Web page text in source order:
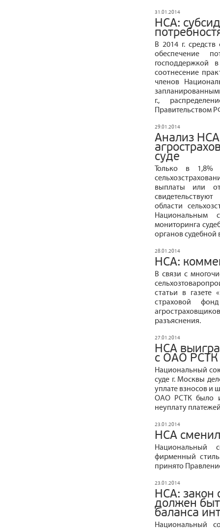
31.01.2014
НСА:
В 2014 г.
обеспечение
господдержкой
соотнесение
членов
г.,
Правительством
29.01.2014
Анализ
суде
Только в 1,8%
выплаты или
области
Национальным
мониторинга
органов судебной
28.01.2014
НСА:
В связи с
статьи в газете
страховой
разъяснения.
27.01.2014
НСА
с ОАО РСТК
Национальный
суде г. Москвы
уплате взносов и
ОАО РСТК было
неуплату
23.01.2014
НСА
Национальный
фирменный
принято
23.01.2014
НСА: закон
должен
баланса
Национальный